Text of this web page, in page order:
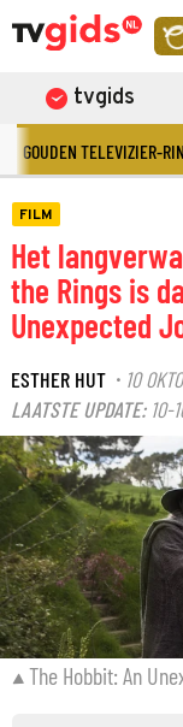
tvgids
GOUDEN TELEVIZIER-
FILM
Het
the Rings is
Unexpected
ESTHER HUT · 10
LAATSTE UPDATE: 10-
The Hobbit: An